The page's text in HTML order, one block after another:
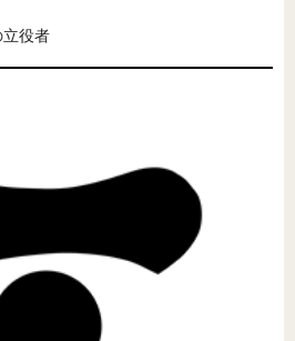
立役者